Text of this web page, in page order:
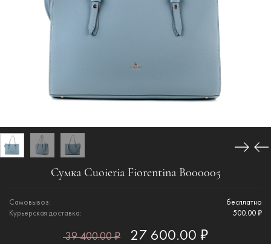
Сумка Cuoieria Fiorentina B000005
Самовывоз:
бесплатно
Курьерская доставка:
500.00 ₽
39 400.00 ₽ 27 600.00 ₽